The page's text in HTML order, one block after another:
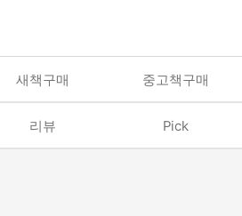
새책구매 중고책구매
리뷰 Pick